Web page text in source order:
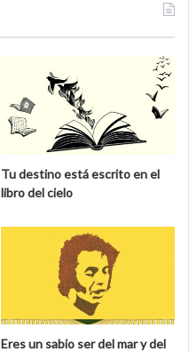
Tu destino está escrito en el
libro del cielo
Eres un sabio ser del mar y del